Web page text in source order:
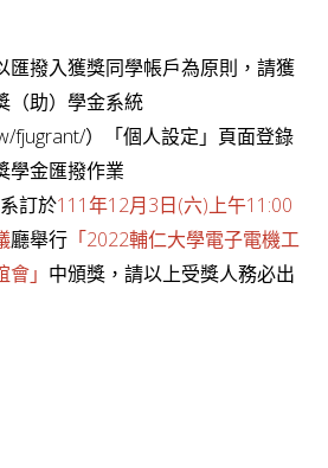
匯撥入獲獎同學帳戶為原則，請獲
（助）學金系統
fjugrant/）「個人設定」頁面登錄
學金匯撥作業
訂於111 年12月 3 日 (六) 上午11:00
廳舉行 「 2022輔仁大學電子電機工
」 中頒獎， 請以上受獎人務必出